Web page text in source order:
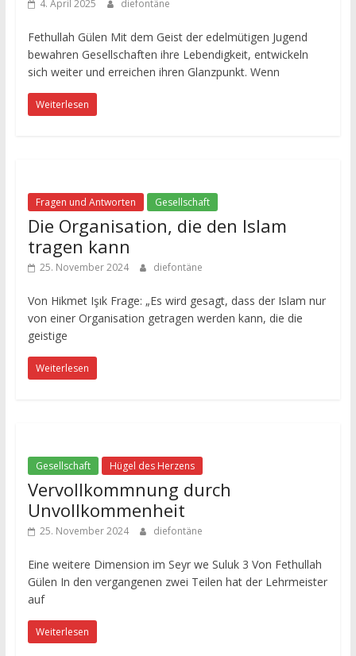
4. April 2025 diefontäne
Fethullah Gülen Mit dem Geist der edelmütigen Jugend
bewahren Gesellschaften ihre Lebendigkeit, entwickeln
sich weiter und erreichen ihren Glanzpunkt. Wenn
Weiterlesen
Fragen und Antworten Gesellschaft
Die Organisation, die den Islam
tragen kann
25. November 2024 diefontäne
Von Hikmet Işık Frage: „Es wird gesagt, dass der Islam nur
von einer Organisation getragen werden kann, die die
geistige
Weiterlesen
Gesellschaft Hügel des Herzens
Vervollkommnung durch
Unvollkommenheit
25. November 2024 diefontäne
Eine weitere Dimension im Seyr we Suluk 3 Von Fethullah
Gülen In den vergangenen zwei Teilen hat der Lehrmeister
auf
Weiterlesen